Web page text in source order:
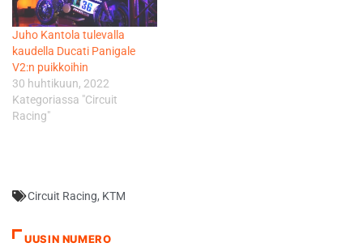
Juho Kantola tulevalla
kaudella Ducati Panigale
V2:n puikkoihin
30 huhtikuun, 2022
Kategoriassa "Circuit
Racing"
Circuit Racing, KTM
UUSIN NUMERO